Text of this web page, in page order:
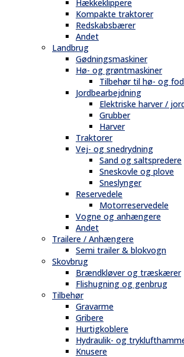
Hækkeklippere
Kompakte traktorer
Redskabsbærer
Andet
Landbrug
Gødningsmaskiner
Hø- og grøntmaskiner
Tilbehør til hø- og
Jordbearbejdning
Elektriske harver /
Grubber
Harver
Traktorer
Vej- og snedrydning
Sand og saltspredere
Sneskovle og plove
Sneslynger
Reservedele
Motorreservedele
Vogne og anhængere
Andet
Trailere / Anhængere
Semi trailer & blokvogn
Skovbrug
Brændkløver og træskærer
Flishugning og genbrug
Tilbehør
Gravarme
Gribere
Hurtigkoblere
Hydraulik- og
Knusere